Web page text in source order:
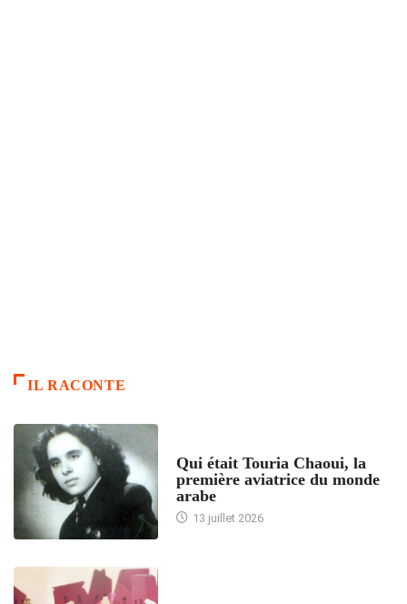
IL RACONTE
Qui était Touria Chaoui, la
première aviatrice du monde
arabe
13 juillet 2026